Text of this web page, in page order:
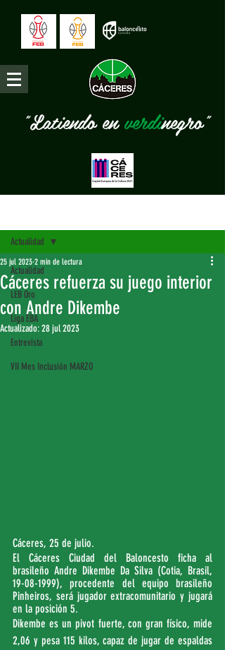
"Latiendo enverdinegro"
Actualidad
LEB Oro
Liga EBA
Entrevista
VII Mes Inclusión MARZO
Actualidad
Cáceres refuerza su juego interior
con Andre Dikembe
25 jul 2023 2 min de lectura
Actualizado:28 jul 2023
Cáceres, 25 de julio.
El Cáceres Ciudad del Baloncesto ficha al
brasileño Andre Dikembe Da Silva (Cotia, Brasil,
19-08-1999), procedente del equipo brasileño
Pinheiros, será jugador extracomunitario y jugará
en la posición 5.
Dikembe es un pivot fuerte, con gran físico, mide
2,06 y pesa 115 kilos, capaz de jugar de espaldas